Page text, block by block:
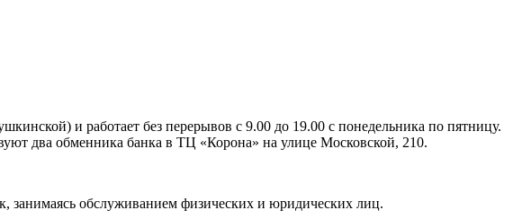
и работает без перерывов с 9.00 до 19.00 с понедельника по пятницу.
два обменника банка в ТЦ «Корона» на улице Московской, 210.
занимаясь обслуживанием физических и юридических лиц.